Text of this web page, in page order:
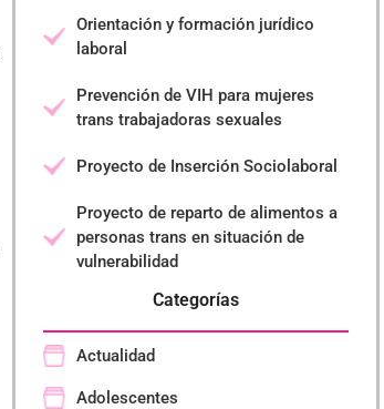
Orientación y formación jurídico
laboral
Prevención de VIH para mujeres
trans trabajadoras sexuales
Proyecto de Inserción Sociolaboral
Proyecto de reparto de alimentos a
personas trans en situación de
vulnerabilidad
Categorías
Actualidad
Adolescentes